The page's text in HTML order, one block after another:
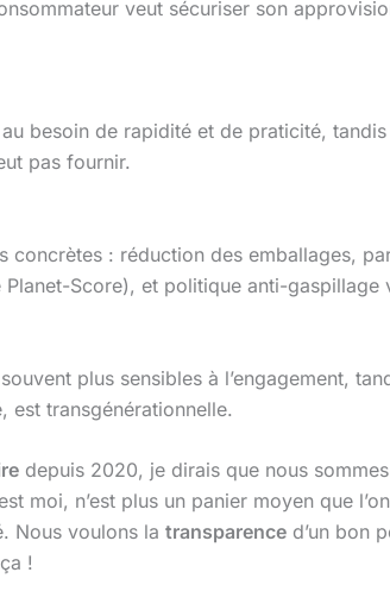
veut sécuriser son
besoin de rapidité et de praticité,
pas fournir.
: réduction des emballages,
Score), et politique anti-gaspillage
plus sensibles à l’engagement,
est transgénérationnelle.
depuis 2020, je dirais que nous
moi, n’est plus un panier moyen que
Nous voulons la transparence d’un bon
!